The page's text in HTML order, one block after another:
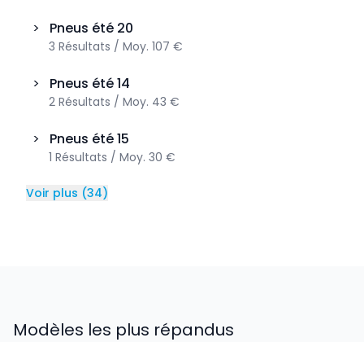
> Pneus été 20
3 Résultats / Moy. 107 €
> Pneus été14
2 Résultats / Moy. 43 €
> Pneus été15
1 Résultats / Moy. 30 €
Voir plus (34)
Modèles les plus répandus